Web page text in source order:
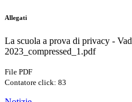
Allegati
La scuola a prova di privacy -
2023_compressed_1.pdf
File PDF
Contatore click: 83